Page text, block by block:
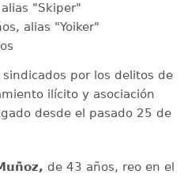
"Skiper"
alias "Yoiker"
por los delitos de
ilícito y asociación
desde el pasado 25 de
de 43 años, reo en el